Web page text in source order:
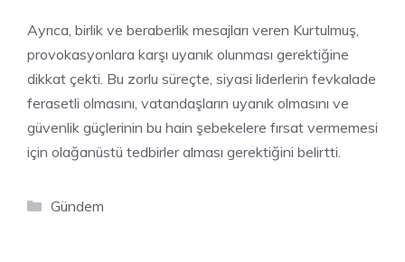
Ayrıca, birlik ve beraberlik mesajları veren Kurtulmuş,
provokasyonlara karşı uyanık olunması gerektiğine
dikkat çekti. Bu zorlu süreçte, siyasi liderlerin fevkalade
ferasetli olmasını, vatandaşların uyanık olmasını ve
güvenlik güçlerinin bu hain şebekelere fırsat vermemesi
için olağanüstü tedbirler alması gerektiğini belirtti.
Kategoriler
Gündem